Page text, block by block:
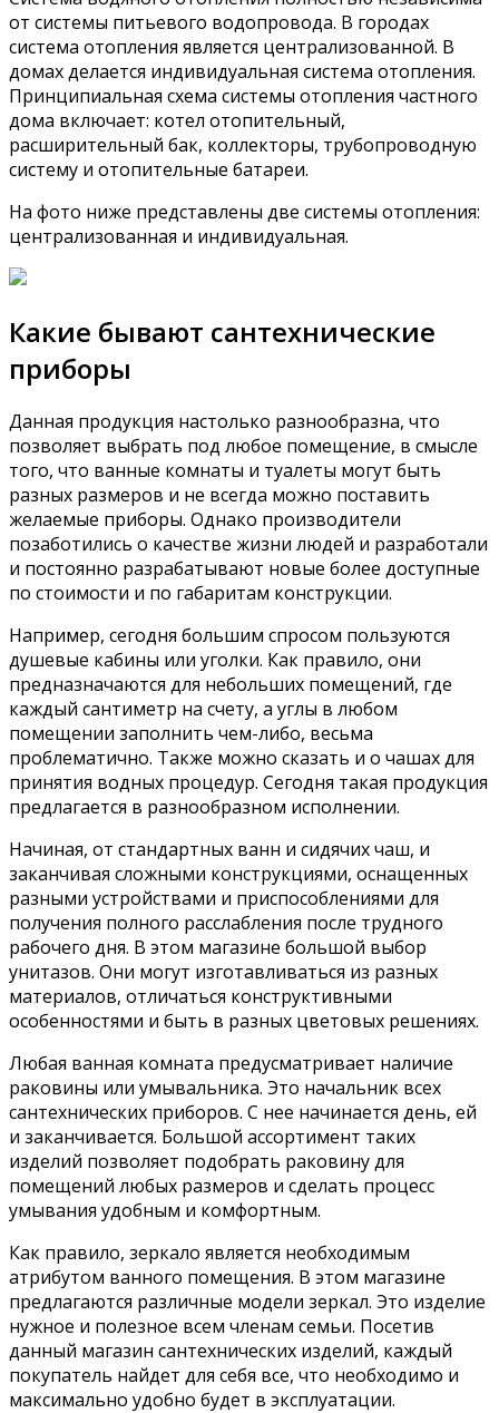
от системы питьевого водопровода. В городах
система отопления является централизованной. В
домах делается индивидуальная система отопления.
Принципиальная схема системы отопления частного
дома включает: котел отопительный,
расширительный бак, коллекторы, трубопроводную
систему и отопительные батареи.
На фото ниже представлены две системы отопления:
централизованная и индивидуальная.
Какие бывают сантехнические
приборы
Данная продукция настолько разнообразна, что
позволяет выбрать под любое помещение, в смысле
того, что ванные комнаты и туалеты могут быть
разных размеров и не всегда можно поставить
желаемые приборы. Однако производители
позаботились о качестве жизни людей и разработали
и постоянно разрабатывают новые более доступные
по стоимости и по габаритам конструкции.
Например, сегодня большим спросом пользуются
душевые кабины или уголки. Как правило, они
предназначаются для небольших помещений, где
каждый сантиметр на счету, а углы в любом
помещении заполнить чем-либо, весьма
проблематично. Также можно сказать и о чашах для
принятия водных процедур. Сегодня такая продукция
предлагается в разнообразном исполнении.
Начиная, от стандартных ванн и сидячих чаш, и
заканчивая сложными конструкциями, оснащенных
разными устройствами и приспособлениями для
получения полного расслабления после трудного
рабочего дня. В этом магазине большой выбор
унитазов. Они могут изготавливаться из разных
материалов, отличаться конструктивными
особенностями и быть в разных цветовых решениях.
Любая ванная комната предусматривает наличие
раковины или умывальника. Это начальник всех
сантехнических приборов. С нее начинается день, ей
и заканчивается. Большой ассортимент таких
изделий позволяет подобрать раковину для
помещений любых размеров и сделать процесс
умывания удобным и комфортным.
Как правило, зеркало является необходимым
атрибутом ванного помещения. В этом магазине
предлагаются различные модели зеркал. Это изделие
нужное и полезное всем членам семьи. Посетив
данный магазин сантехнических изделий, каждый
покупатель найдет для себя все, что необходимо и
максимально удобно будет в эксплуатации.